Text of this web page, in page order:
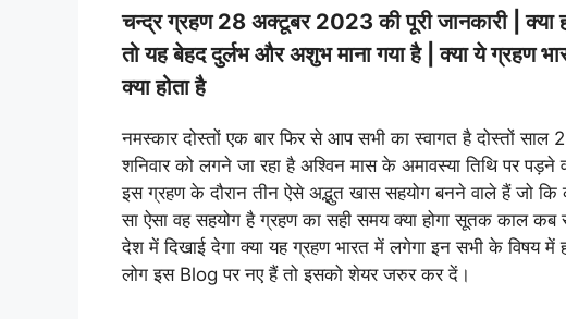
चन्द्र ग्रहण 28 अक्टूबर 2023 की पूरी जानकारी | क्या
तो यह बेहद दुर्लभ और अशुभ माना गया है | क्या ये ग्रहण
क्या होता है
नमस्कार दोस्तों एक बार फिर से आप सभी का स्वागत है दोस्तों
शनिवार को लगने जा रहा है अश्विन मास के अमावस्या तिथि पर पड़ने
इस ग्रहण के दौरान तीन ऐसे अद्भुत खास सहयोग बनने वाले हैं जो कि
सा ऐसा वह सहयोग है ग्रहण का सही समय क्या होगा सूतक काल
देश में दिखाई देगा क्या यह ग्रहण भारत में लगेगा इन सभी के
लोग इस Blog पर नए हैं तो इसको शेयर जरुर कर दें।